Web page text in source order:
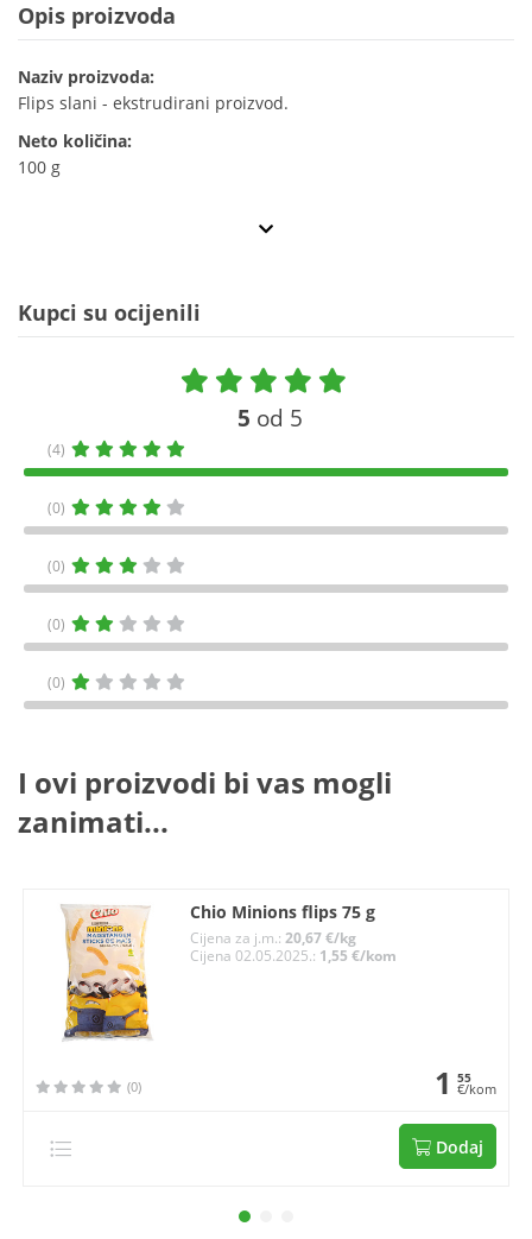
Opis proizvoda
Naziv proizvoda:
Flips slani - ekstrudirani proizvod.
Neto količina:
100 g
Kupci su ocijenili
5 od 5
(4)
(0)
(0)
(0)
(0)
I ovi proizvodi bi vas mogli
zanimati...
Chio Minions flips 75 g
Cijena za j.m.:20,67 €/kg
Cijena 02.05.2025.: 1,55 €/kom
(0) 1 55
€/kom
Dodaj